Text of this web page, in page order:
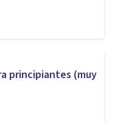
principiantes (muy
para